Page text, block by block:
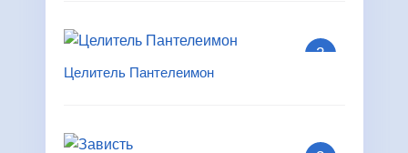
Целитель Пантелеимон